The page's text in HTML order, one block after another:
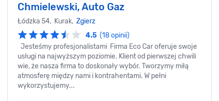
Chmielewski, Auto Gaz
Łódzka 54, Kurak, Zgierz
4.5 (18 opinii)
Jesteśmy profesjonalistami Firma Eco Car oferuje swoje
usługi na najwyższym poziomie. Klient od pierwszej chwili
wie, że nasza firma to doskonały wybór. Tworzymy miłą
atmosferę między nami i kontrahentami. W pełni
wykorzystujemy...